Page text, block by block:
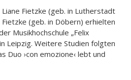
Liane Fietzke (geb. in Lutherstadt
(geb. in Döbern) erhielten
Musikhochschule „Felix
Leipzig. Weitere Studien folgten
Duo ›con emozione‹ lebt und